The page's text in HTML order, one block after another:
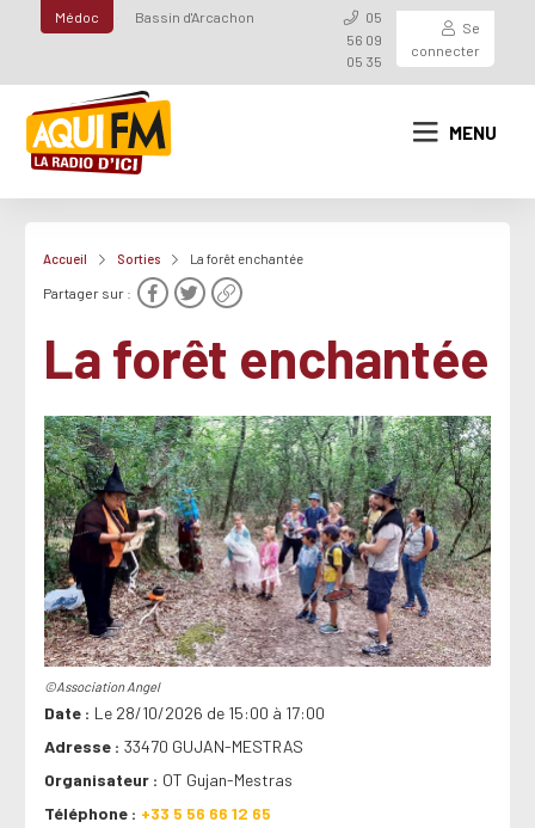
Médoc Bassin d'Arcachon
05
56 09
05 35
Se
connecter
MENU
Accueil Sorties La forêt enchantée
Partager sur :
La forêt enchantée
©Association Angel
Date
Le 28/10/2026 de 15:00 à 17:00
Adresse
33470 GUJAN-MESTRAS
Organisateur
OT Gujan-Mestras
Téléphone
+33 5 56 66 12 65